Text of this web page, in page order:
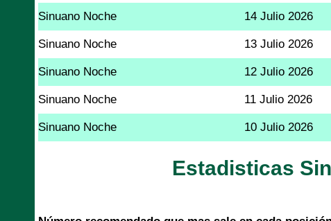
Sinuano Noche 14 Julio 2026
Sinuano Noche 13 Julio 2026
Sinuano Noche 12 Julio 2026
Sinuano Noche 11 Julio 2026
Sinuano Noche 10 Julio 2026
Estadisticas